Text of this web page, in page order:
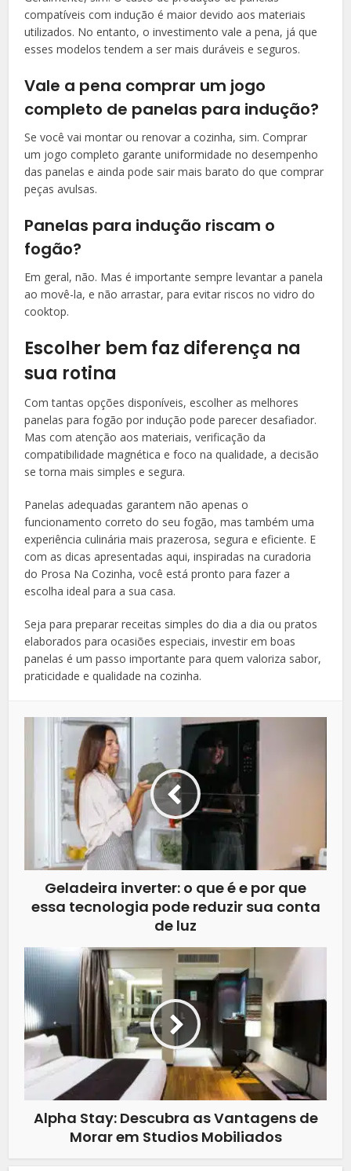
compatíveis com indução é maior devido aos materiais
utilizados. No entanto, o investimento vale a pena, já que
esses modelos tendem a ser mais duráveis e seguros.
Vale a pena comprar um jogo
completo de panelas para indução?
Se você vai montar ou renovar a cozinha, sim. Comprar
um jogo completo garante uniformidade no desempenho
das panelas e ainda pode sair mais barato do que comprar
peças avulsas.
Panelas para indução riscam o
fogão?
Em geral, não. Mas é importante sempre levantar a panela
ao movê-la, e não arrastar, para evitar riscos no vidro do
cooktop.
Escolher bem faz diferença na
sua rotina
Com tantas opções disponíveis, escolher as melhores
panelas para fogão por indução pode parecer desafiador.
Mas com atenção aos materiais, verificação da
compatibilidade magnética e foco na qualidade, a decisão
se torna mais simples e segura.
Panelas adequadas garantem não apenas o
funcionamento correto do seu fogão, mas também uma
experiência culinária mais prazerosa, segura e eficiente. E
com as dicas apresentadas aqui, inspiradas na curadoria
do Prosa Na Cozinha, você está pronto para fazer a
escolha ideal para a sua casa.
Seja para preparar receitas simples do dia a dia ou pratos
elaborados para ocasiões especiais, investir em boas
panelas é um passo importante para quem valoriza sabor,
praticidade e qualidade na cozinha.
Geladeira inverter: o que é e por que
essa tecnologia pode reduzir sua conta
de luz
Alpha Stay: Descubra as Vantagens de
Morar em Studios Mobiliados